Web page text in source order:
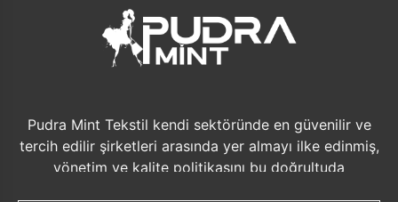
Pudra Mint Tekstil kendi sektöründe en güvenilir ve
tercih edilir şirketleri arasında yer almayı ilke edinmiş,
yönetim ve kalite politikasını bu doğrultuda